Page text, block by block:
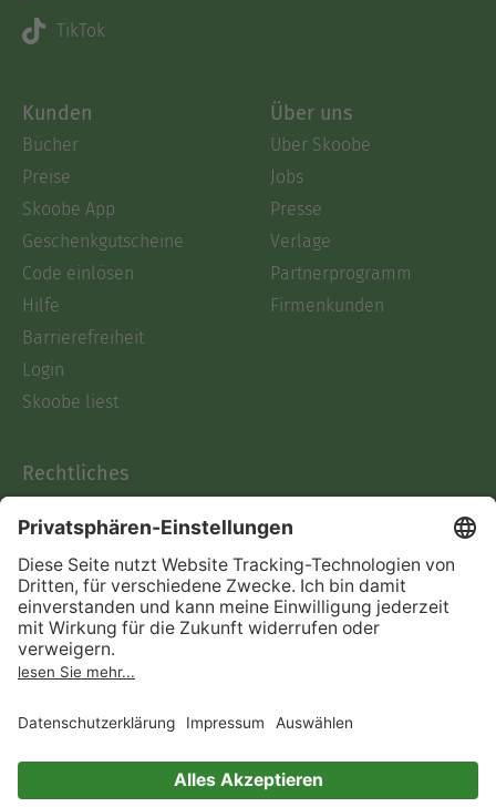
TikTok
Kunden
Bücher
Preise
Skoobe App
Geschenkgutscheine
Code einlösen
Hilfe
Barrierefreiheit
Login
Skoobe liest
Über uns
Über Skoobe
Jobs
Presse
Verlage
Partnerprogramm
Firmenkunden
Rechtliches
AGB
Informationen nach Data
Act
Verträge hier kündigen
Impressum